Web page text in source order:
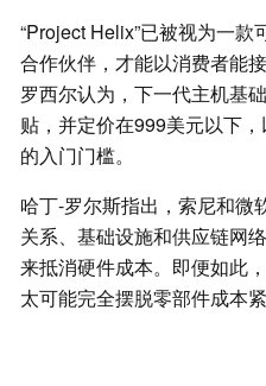
“Project Helix”已被视为一
合作伙伴，才能以消费者能
罗西尔认为，下一代主机基
贴，并定价在999美元以下
的入门门槛。
哈丁-罗尔斯指出，索尼和微
关系、基础设施和供应链网
来抵消硬件成本。即便如此
太可能完全摆脱零部件成本